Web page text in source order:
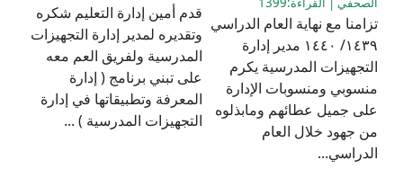
تزامنا مع نهاية العام الدراسي
١٤٣٩/ ١٤٤٠ مدير إدارة
التجهيزات المدرسية يكرم
منسوبي ومنسوبات الإدارة
على جميل عطائهم ومابذلوه
من جهود خلال العام
الدراسي...
قدم أمين إدارة التعليم شكره
وتقديره لمدير إدارة التجهيزات
المدرسية ولفريق العم معه
على تبني برنامج ( إدارة
المعرفة وتطبيقاتها في إدارة
التجهيزات المدرسية ) ...